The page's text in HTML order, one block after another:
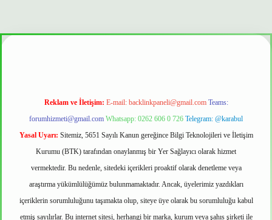
mi
Reklam ve İletişim: E-mail: backlinkpaneli@gmail.com Teams:
forumhizmeti@gmail.com Whatsapp: 0262 606 0 726 Telegram: @karabul
Yasal Uyarı: Sitemiz, 5651 Sayılı Kanun gereğince Bilgi Teknolojileri ve İletişim
Kurumu (BTK) tarafından onaylanmış bir Yer Sağlayıcı olarak hizmet
vermektedir. Bu nedenle, sitedeki içerikleri proaktif olarak denetleme veya
araştırma yükümlülüğümüz bulunmamaktadır. Ancak, üyelerimiz yazdıkları
içeriklerin sorumluluğunu taşımakta olup, siteye üye olarak bu sorumluluğu kabul
etmiş sayılırlar. Bu internet sitesi, herhangi bir marka, kurum veya şahıs şirketi ile